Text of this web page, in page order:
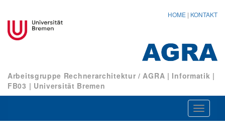
HOME | KONTAKT
Arbeitsgruppe Rechnerarchitektur / AGRA | Informatik |
FB03 | Universität Bremen
ein-/